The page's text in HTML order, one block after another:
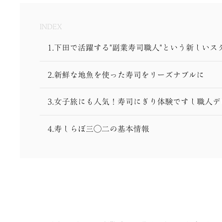
INDEX
1.下田で活躍する"副業寿司職人"という新しいス
2.新鮮な地魚を使った寿司をリーズナブルに
3.女子旅にも人気！寿司にぎり体験ですし職人デ
4.寿しらぼ三◯二の基本情報